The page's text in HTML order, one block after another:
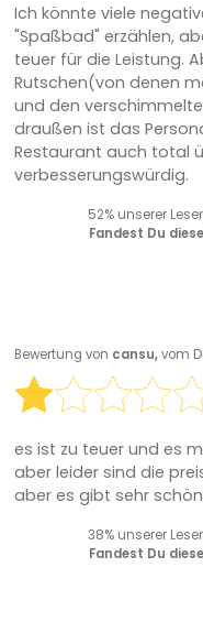
Ich könnte viele
"Spaßbad" erzählen,
teuer für die Leistung.
Rutschen(von denen
und den
draußen ist das
Restaurant auch total
verbesserungswürdig.
52% unserer
Fandest Du
Bewertung von cansu,vom
es ist zu teuer und es
aber leider sind die
aber es gibt sehr
38% unserer
Fandest Du